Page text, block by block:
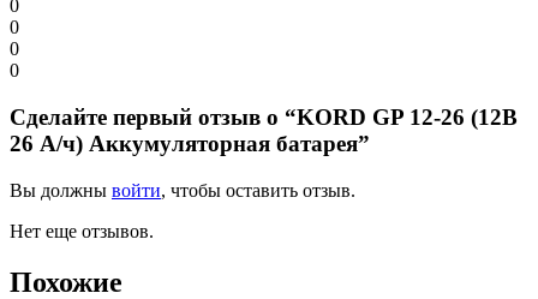
0
0
0
0
Сделайте первый отзыв о “KORD GP 12-26 (12В
26 А/ч) Аккумуляторная батарея”
Вы должны войти, чтобы оставить отзыв.
Нет еще отзывов.
Похожие